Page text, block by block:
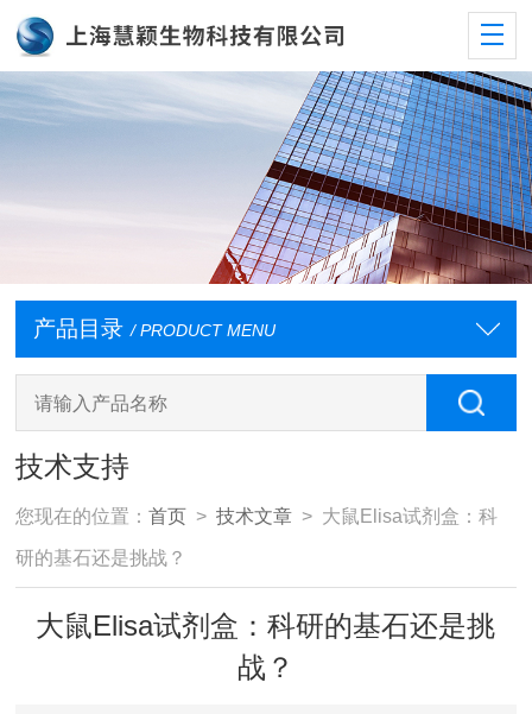
产品目录 / PRODUCT MENU
技术支持
您现在的位置：首页 >技术文章 > 大鼠Elisa试剂盒：科
研的基石还是挑战？
大鼠Elisa试剂盒：科研的基石还是挑
战？